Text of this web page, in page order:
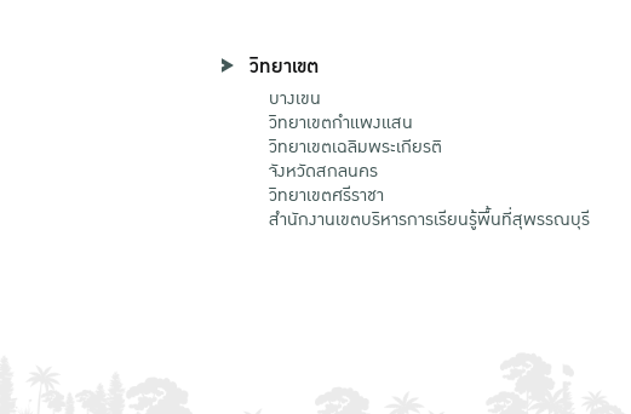
วิทยาเขต
บางเขน
วิทยาเขตกําแพงแสน
วิทยาเขตเฉลิมพระเกียรติ
จังหวัดสกลนคร
วิทยาเขตศรีราชา
สำนักงานเขตบริหารการเรียนรู้พื้นที่สุพรรณบุรี